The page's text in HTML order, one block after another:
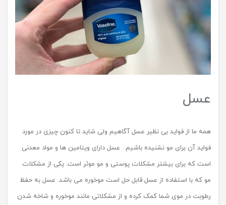
عسل
همه ما از فواید بی نظیر عسل آگاهیم ولی شاید تا کنون چیزی در مورد
فواید آن برای مو نشنیده باشیم . عسل دارای ویتامین ها و مواد معدنی
است که برای بیشتر مشکلات پوستی و مو موثر است. یکی از مشکلات
مو که با استفاده از عسل قابل حل است موخوره می باشد. عسل به حفظ
رطوبت در موی شما کمک‌ کرده و از مشکلاتی مانند موخوره و شاخه‌ شدن